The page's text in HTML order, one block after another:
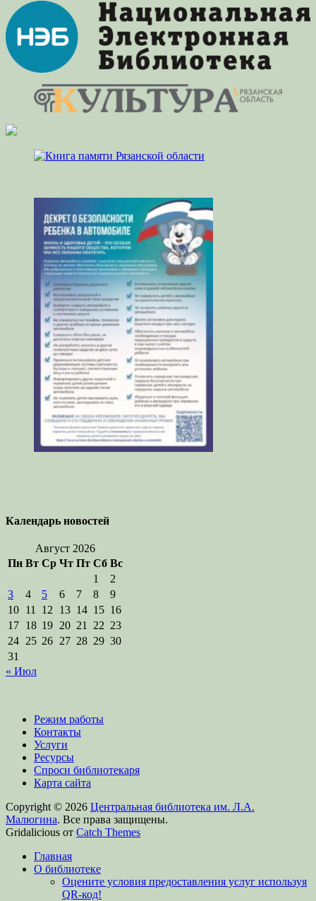
Календарь новостей
Август 2026
Пн Вт Ср Чт Пт Сб Вс
1
2
3
4 5 6 7 8
9
10 11 12 13 14 15 16
17 18 19 20 21 22 23
24 25 26 27 28 29 30
31
« Июл
Режим работы
Контакты
Услуги
Ресурсы
Спроси библиотекаря
Карта сайта
Copyright © 2026 Центральная библиотека им. Л.А.
Малюгина. Все права защищены.
Gridalicious от Catch Themes
вверх
Главная
О библиотеке
Оцените условия предоставления услуг используя
QR-код!